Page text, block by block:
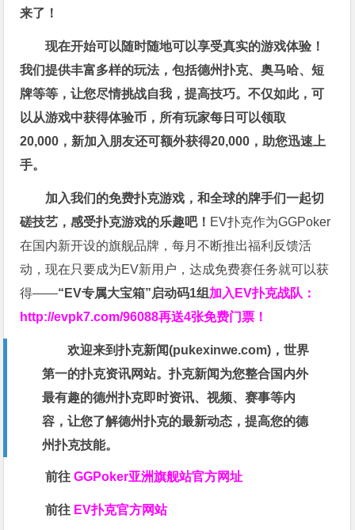
来了！
现在开始可以随时随地可以享受真实的游戏体验！
我们提供丰富多样的玩法，包括德州扑克、奥马哈、短
牌等等，让您尽情挑战自我，提高技巧。不仅如此，可
以从游戏中获得体验币，所有玩家每日可以领取
20,000，新加入朋友还可额外获得20,000，助您迅速上
手。
加入我们的免费扑克游戏，和全球的牌手们一起切
磋技艺，感受扑克游戏的乐趣吧！ EV扑克作为GGPoker
在国内新开设的旗舰品牌，每月不断推出福利反馈活
动，现在只要成为EV新用户，达成免费赛任务就可以获
得——“EV专属大宝箱”启动码1组 加入EV扑克战队：
http://evpk7.com/96088再送4张免费门票！
欢迎来到扑克新闻(pukexinwe.com)，世界
第一的扑克资讯网站。扑克新闻为您整合国内外
最有趣的德州扑克即时资讯、视频、赛事等内
容，让您了解德州扑克的最新动态，提高您的德
州扑克技能。
前往GGPoker亚洲旗舰站官方网址
前往 EV扑克官方网站